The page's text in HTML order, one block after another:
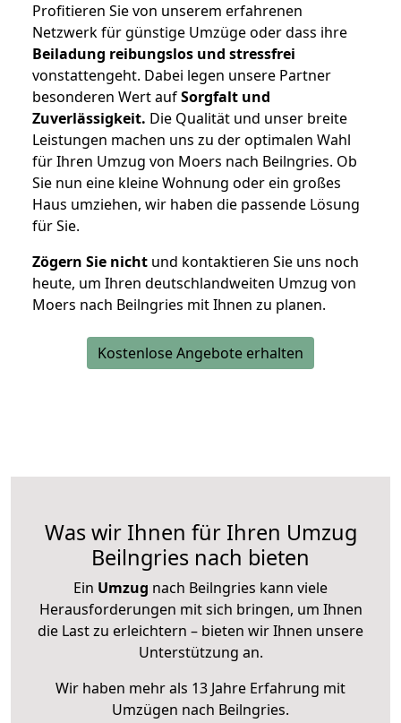
Profitieren Sie von unserem erfahrenen
Netzwerk für günstige Umzüge oder dass ihre
Beiladung reibungslos und stressfrei
vonstattengeht. Dabei legen unsere Partner
besonderen Wert aufSorgfalt und
Zuverlässigkeit. Die Qualität und unser breite
Leistungen machen uns zu der optimalen Wahl
für Ihren Umzug von Moers nach Beilngries. Ob
Sie nun eine kleine Wohnung oder ein großes
Haus umziehen, wir haben die passende Lösung
für Sie.
Zögern Sie nicht und kontaktieren Sie uns noch
heute, um Ihren deutschlandweiten Umzug von
Moers nach Beilngries mit Ihnen zu planen.
Kostenlose Angebote erhalten
Was wir Ihnen für Ihren Umzug
Beilngries nach bieten
Ein Umzug nach Beilngries kann viele
Herausforderungen mit sich bringen, um Ihnen
die Last zu erleichtern – bieten wir Ihnen unsere
Unterstützung an.
Wir haben mehr als 13 Jahre Erfahrung mit
Umzügen nach Beilngries.